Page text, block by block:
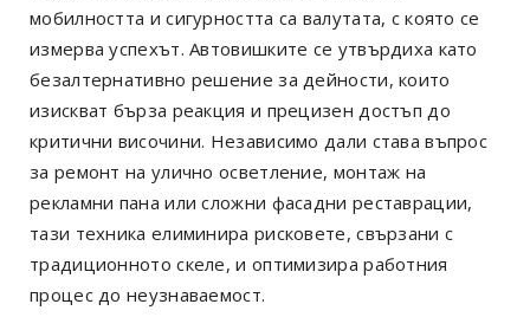
мобилността и сигурността са валутата, с която се
измерва успехът. Автовишките се утвърдиха като
безалтернативно решение за дейности, които
изискват бърза реакция и прецизен достъп до
критични височини. Независимо дали става въпрос
за ремонт на улично осветление, монтаж на
рекламни пана или сложни фасадни реставрации,
тази техника елиминира рисковете, свързани с
традиционното скеле, и оптимизира работния
процес до неузнаваемост.